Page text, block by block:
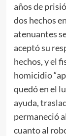
años de
dos hechos
atenuantes
aceptó su
hechos, y el
homicidio
quedó en el
ayuda,
permaneció
cuanto al